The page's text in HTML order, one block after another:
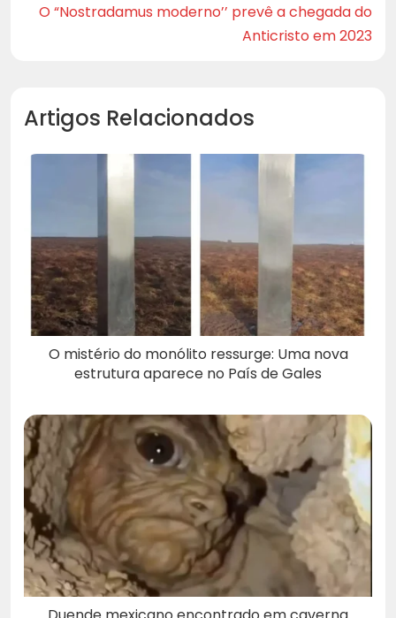
O “Nostradamus moderno’’ prevê a chegada do
Anticristo em 2023
Artigos Relacionados
O mistério do monólito ressurge: Uma nova
estrutura aparece no País de Gales